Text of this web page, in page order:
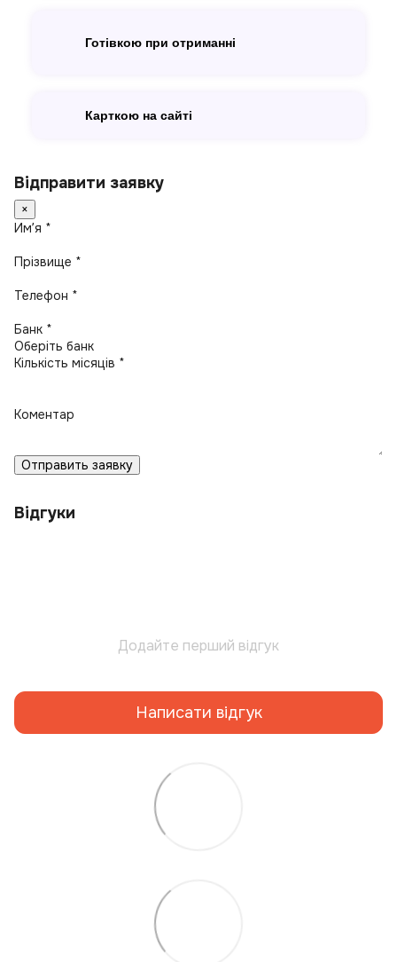
Готівкою при отриманні
Карткою на сайті
Відправити заявку
×
Имʼя *
Прізвище *
Телефон *
Банк *
Кількість місяців *
Коментар
Отправить заявку
Відгуки
Додайте перший відгук
Написати відгук